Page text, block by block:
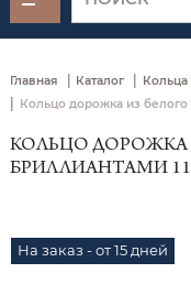
Главная | Каталог | Кольца
| Кольцо дорожка из белого
КОЛЬЦО ДОРОЖКА
БРИЛЛИАНТАМИ
На заказ - от 15 дней